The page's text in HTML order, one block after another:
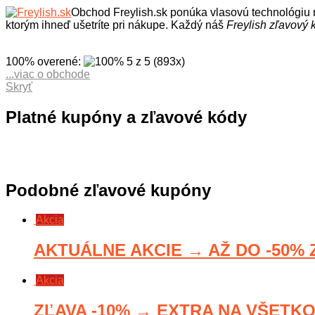
Obchod Freylish.sk ponúka vlasovú
ktorým ihneď ušetríte pri nákupe. Každý náš Freylish zľavový
100% overené: 5 z 5 (893x)
Eshop Freyllish.sk ponúka sortiment elektroniky pre vaše
a objavte bohatý sortiment kvalitných produktov, ktoré sa
správne umývať, či česať vaše vlasy, aby boli krásne a plné
...viac o obchode
Skryť
Platné kupóny a zľavové kódy
Podobné zľavové kupóny
Akcia
AKTUÁLNE AKCIE → AŽ DO -50%
Akcia
ZĽAVA -10% → EXTRA NA